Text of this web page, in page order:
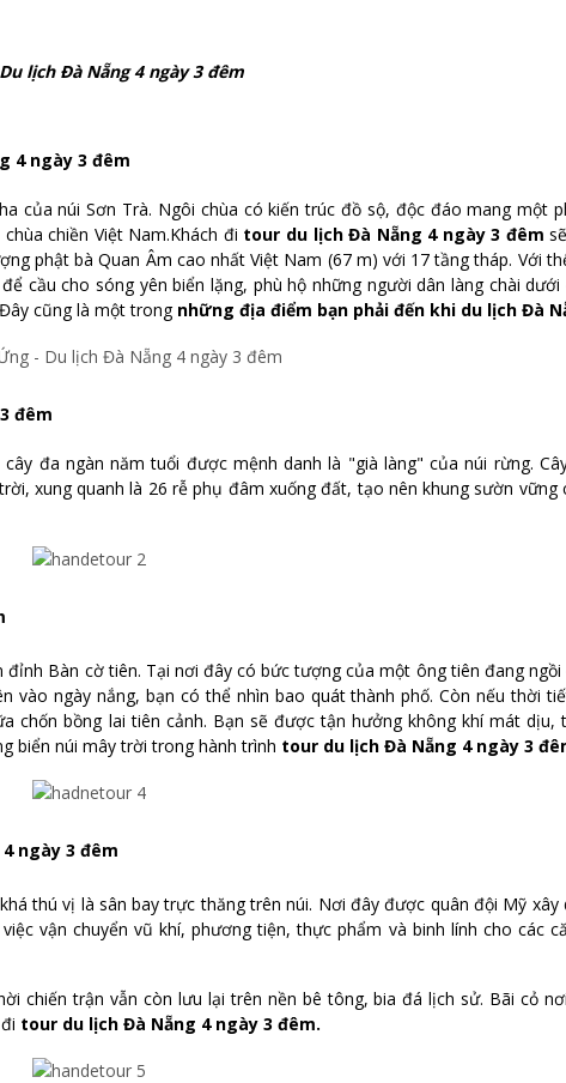
lịch Đà Nẵng 4 ngày 3 đêm
4 ngày 3 đêm
của núi Sơn Trà. Ngôi chùa có kiến trúc đồ sộ, độc đáomang một
chiền Việt Nam.Khách đi tour du lịch Đà Nẵng 4 ngày 3 đêm
phật bà Quan Âm cao nhất Việt Nam (67 m) với 17 tầng tháp. Với
cầu cho sóng yên biển lặng, phù hộ những người dân làng chài dưới
cũng là một trong những địa điểm bạn phải đến khi du lịch Đà
đêm
đa ngàn năm tuổi được mệnh danh là "già làng" của núi rừng.
xung quanh là 26 rễ phụ đâm xuống đất, tạo nên khung sườn vững
Bàn cờ tiên. Tại nơi đây có bức tượng của một ông tiên đang ngồi
ngày nắng, bạn có thể nhìn bao quát thành phố. Còn nếu thời
chốn bồng lai tiên cảnh. Bạn sẽ được tận hưởng không khí mát dịu,
biển núi mây trời trong hành trình tour du lịch Đà Nẵng 4 ngày 3
ngày 3 đêm
thú vị là sân bay trực thăng trên núi. Nơi đây được quân đội Mỹ xây
vận chuyển vũ khí, phương tiện, thực phẩm và binh lính cho các
chiến trận vẫn còn lưu lại trên nền bê tông, bia đá lịch sử. Bãi cỏ
tour du lịch Đà Nẵng 4 ngày 3 đêm.